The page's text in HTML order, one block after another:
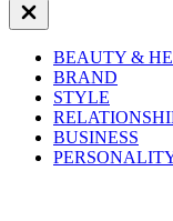
Close
Off
BEAUTY &
BRAND
STYLE
BUSINESS